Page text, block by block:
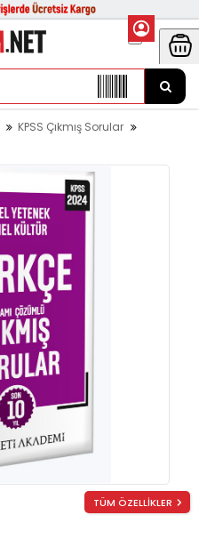
KPSS Çıkmış Sorular
TÜM ÖZELLİKLER